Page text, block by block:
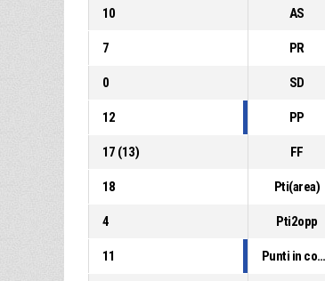
10 AS
7 PR
0 SD
12 PP
17 (13) FF
18 Pti(area)
4 Pti2opp
11 Punti in contropiede